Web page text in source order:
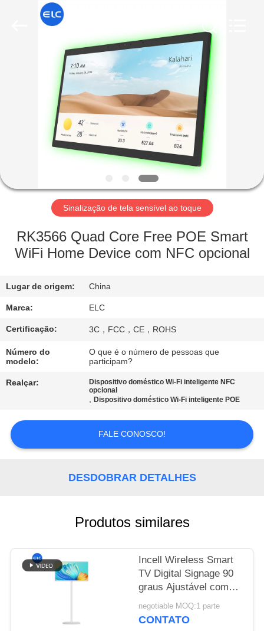
PRODUTOS
SOBRE
EXCURSÃO
FÁBRICA
DA
QUALIDADE
CONTACTE-
NOS
UMAS
CITAÇÕES
SITEMAP
POLÍTICA
PRIVACIDADE
Sinalização de tela sensível ao toque
RK3566 Quad Core Free POE Smart
WiFi Home Device com NFC opcional
Lugar de origem: China
Marca: ELC
Certificação: 3C，FCC，CE，ROHS
Número do
modelo:
O que é o número de pessoas que
participam?
Realçar:
Dispositivo doméstico Wi-Fi inteligente NFC
opcional
,Dispositivo doméstico Wi-Fi inteligente POE
FALE CONOSCO!
DESDOBRAR DETALHES
Produtos similares
Incell Wireless Smart
TV Digital Signage 90
graus Ajustável com
13,56MHz NFC
negotiable MOQ:1 parte
CONTATO